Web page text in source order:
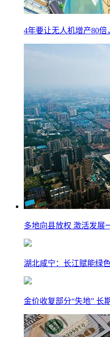
4年要让无人机增产80倍
多地向县放权 激活发展
湖北咸宁：长江赋能绿
金价收复部分“失地” 长